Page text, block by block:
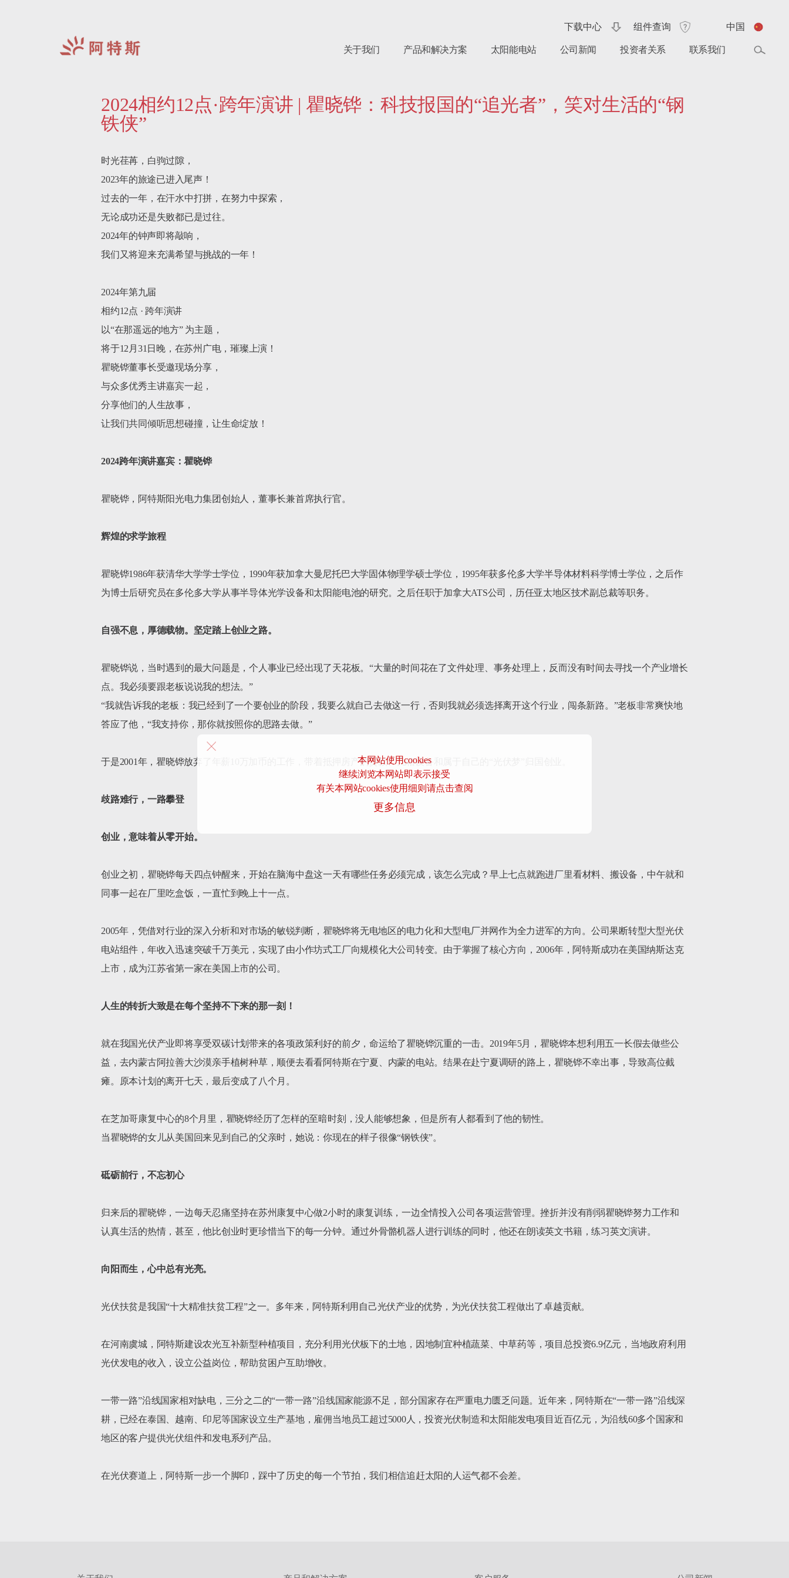
本网站使用cookies
继续浏览本网站即表示接受
有关本网站cookies使用细则请点击查阅
更多信息
关于我们 产品和解决方案 太阳能电站 公司新闻 投资者关系 联系我们
中国
组件查询
下载中心
2024相约12点·跨年演讲 | 瞿晓铧：科技报国的“追光者”，笑对生活的“钢
铁侠”
时光荏苒，白驹过隙，
2023年的旅途已进入尾声！
过去的一年，在汗水中打拼，在努力中探索，
无论成功还是失败都已是过往。
2024年的钟声即将敲响，
我们又将迎来充满希望与挑战的一年！
2024年第九届
相约12点 · 跨年演讲
以“在那遥远的地方” 为主题，
将于12月31日晚，在苏州广电，璀璨上演！
瞿晓铧董事长受邀现场分享，
与众多优秀主讲嘉宾一起，
分享他们的人生故事，
让我们共同倾听思想碰撞，让生命绽放！
2024跨年演讲嘉宾：瞿晓铧
瞿晓铧，阿特斯阳光电力集团创始人，董事长兼首席执行官。
辉煌的求学旅程
瞿晓铧1986年获清华大学学士学位，1990年获加拿大曼尼托巴大学固体物理学硕士学位，1995年获多伦多大学半导体材料科学博士学位，之后作
为博士后研究员在多伦多大学从事半导体光学设备和太阳能电池的研究。之后任职于加拿大ATS公司，历任亚太地区技术副总裁等职务。
自强不息，厚德载物。坚定踏上创业之路。
瞿晓铧说，当时遇到的最大问题是，个人事业已经出现了天花板。“大量的时间花在了文件处理、事务处理上，反而没有时间去寻找一个产业增长
点。我必须要跟老板说说我的想法。”
“我就告诉我的老板：我已经到了一个要创业的阶段，我要么就自己去做这一行，否则我就必须选择离开这个行业，闯条新路。”老板非常爽快地
答应了他，“我支持你，那你就按照你的思路去做。”
于是2001年，瞿晓铧放弃了年薪10万加币的工作，带着抵押房产的贷款、几箱设备和属于自己的“光伏梦”归国创业。
歧路难行，一路攀登
创业，意味着从零开始。
创业之初，瞿晓铧每天四点钟醒来，开始在脑海中盘这一天有哪些任务必须完成，该怎么完成？早上七点就跑进厂里看材料、搬设备，中午就和
同事一起在厂里吃盒饭，一直忙到晚上十一点。
2005年，凭借对行业的深入分析和对市场的敏锐判断，瞿晓铧将无电地区的电力化和大型电厂并网作为全力进军的方向。公司果断转型大型光伏
电站组件，年收入迅速突破千万美元，实现了由小作坊式工厂向规模化大公司转变。由于掌握了核心方向，2006年，阿特斯成功在美国纳斯达克
上市，成为江苏省第一家在美国上市的公司。
人生的转折大致是在每个坚持不下来的那一刻！
就在我国光伏产业即将享受双碳计划带来的各项政策利好的前夕，命运给了瞿晓铧沉重的一击。2019年5月，瞿晓铧本想利用五一长假去做些公
益，去内蒙古阿拉善大沙漠亲手植树种草，顺便去看看阿特斯在宁夏、内蒙的电站。结果在赴宁夏调研的路上，瞿晓铧不幸出事，导致高位截
瘫。原本计划的离开七天，最后变成了八个月。
在芝加哥康复中心的8个月里，瞿晓铧经历了怎样的至暗时刻，没人能够想象，但是所有人都看到了他的韧性。
当瞿晓铧的女儿从美国回来见到自己的父亲时，她说：你现在的样子很像“钢铁侠”。
砥砺前行，不忘初心
归来后的瞿晓铧，一边每天忍痛坚持在苏州康复中心做2小时的康复训练，一边全情投入公司各项运营管理。挫折并没有削弱瞿晓铧努力工作和
认真生活的热情，甚至，他比创业时更珍惜当下的每一分钟。通过外骨骼机器人进行训练的同时，他还在朗读英文书籍，练习英文演讲。
向阳而生，心中总有光亮。
光伏扶贫是我国“十大精准扶贫工程”之一。多年来，阿特斯利用自己光伏产业的优势，为光伏扶贫工程做出了卓越贡献。
在河南虞城，阿特斯建设农光互补新型种植项目，充分利用光伏板下的土地，因地制宜种植蔬菜、中草药等，项目总投资6.9亿元，当地政府利用
光伏发电的收入，设立公益岗位，帮助贫困户互助增收。
一带一路”沿线国家相对缺电，三分之二的“一带一路”沿线国家能源不足，部分国家存在严重电力匮乏问题。近年来，阿特斯在“一带一路”沿线深
耕，已经在泰国、越南、印尼等国家设立生产基地，雇佣当地员工超过5000人，投资光伏制造和太阳能发电项目近百亿元，为沿线60多个国家和
地区的客户提供光伏组件和发电系列产品。